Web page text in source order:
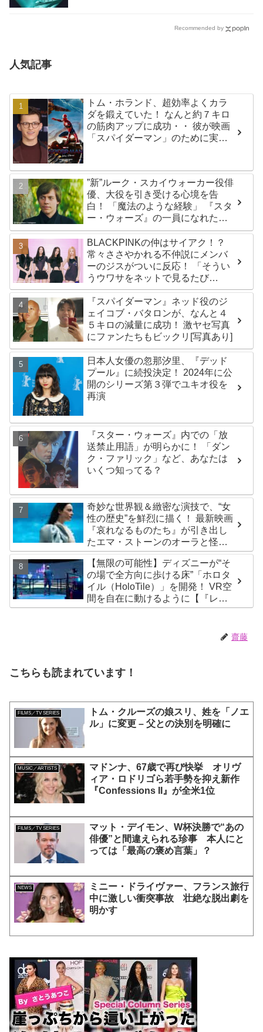
Recommended by
人気記事
トム・ホランド、超効率よくカラ
ダを鍛えていた！ なんと約７キロ
の筋肉アップに成功・・ 彼が映画
「スパイダーマン」のために実践
”新”ルーク・スカイウォーカー役俳
優、大役を引き受ける心境を告
白！ 「魔法のような経験」 『スタ
ー・ウォーズ』の一員になれたこ
とによろこび爆発
BLACKPINKの仲はサイアク！？
常々ささやかれる不仲説にメンバ
ーのジスがついに反応！ 「そうい
うウワサをネットで見るたび
に・・」
『スパイダーマン』ネッド役のジ
ェイコブ・バタロンが、なんと４
５キロの減量に成功！ 激ヤセ写真
にファンたちもビックリ[写真あり]
日本人女優の忽那汐里、『デッド
プール』に続投決定！ 2024年に公
開のシリーズ第３弾でユキオ役を
再演
『スター・ウォーズ』内での「放
送禁止用語」が明らかに！ 「ダン
ク・ファリック」など、あなたは
いくつ知ってる？
奇妙な世界観＆緻密な演技で、“女
性の歴史”を鮮烈に描く！ 最新映画
『哀れなるものたち』が引き出し
たエマ・ストーンのオーラと怪
演、そして緻密すぎる演技力！ こ
れは女性の“自由意志”の物語［レビ
ュー＆解説］
【無限の可能性】ディズニーが“そ
の場で全方向に歩ける床”「ホロタ
イル（HoloTile）」を開発！ VR空
間を自在に動けるように【『レデ
ィプレ』実現への大きな一歩？】
齋藤
こちらも読まれています！
FILMS／TV SERIES
トム・クルーズの娘スリ、姓を「ノエ
ル」に変更 – 父との決別を明確に
MUSIC／ARTISTS
マドンナ、67歳で再び快挙 オリヴ
ィア・ロドリゴら若手勢を抑え新作
『Confessions II』が全米1位
FILMS／TV SERIES
マット・デイモン、W杯決勝で“あの
俳優”と間違えられる珍事 本人にと
っては「最高の褒め言葉」？
NEWS
ミニー・ドライヴァー、フランス旅行
中に激しい衝突事故 壮絶な脱出劇を
明かす